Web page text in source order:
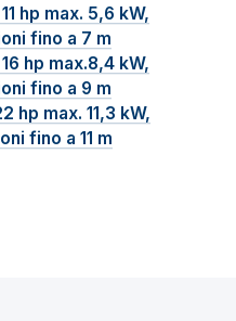
hp max. 5,6 kW,
fino a 7 m
hp max.8,4 kW,
fino a 9 m
hp max. 11,3 kW,
fino a 11 m